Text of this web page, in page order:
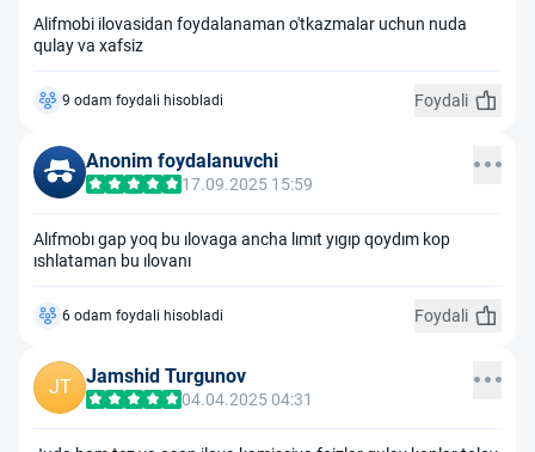
Alifmobi ilovasidan foydalanaman o'tkazmalar uchun nuda
qulay va xafsiz
Foydali
9 odam foydali hisobladi
Anonim foydalanuvchi
17.09.2025 15:59
Alıfmobı gap yoq bu ılovaga ancha lımıt yıgıp qoydım kop
ıshlataman bu ılovanı
Foydali
6 odam foydali hisobladi
JT Jamshid Turgunov
04.04.2025 04:31